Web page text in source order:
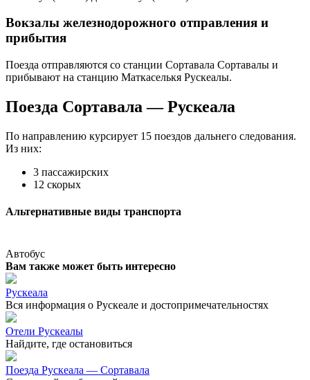
Вокзалы железнодорожного отправления и
прибытия
Поезда отправляются со станции Сортавала Сортавалы и
прибывают на станцию Маткаселькя Рускеалы.
Поезда Сортавала — Рускеала
По направлению курсирует 15 поездов дальнего следования.
Из них:
3 пассажирских
12 скорых
Альтернативные виды транспорта
Автобус
Вам также может быть интересно
Рускеала
Вся информация о Рускеале и достопримечательностях
Отели Рускеалы
Найдите, где остановиться
Поезда Рускеала — Сортавала